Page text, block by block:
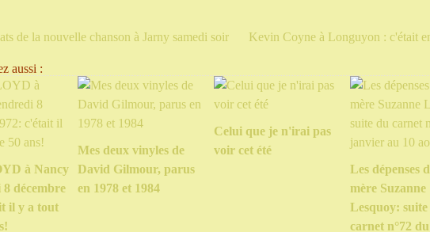
de la nouvelle chanson à Jarny samedi soir Kevin Coyne à Longuyon : c'était
aussi :
à Nancy
décembre
il y a tout
Mes deux vinyles de
David Gilmour, parus
en 1978 et 1984
Celui que je n'irai pas
voir cet été
Les dépenses
mère Suzanne
Lesquoy: suite
carnet n°72